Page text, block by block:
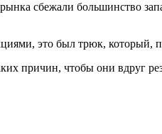
сбежали большинство
это был трюк,
причин, чтобы они вдруг